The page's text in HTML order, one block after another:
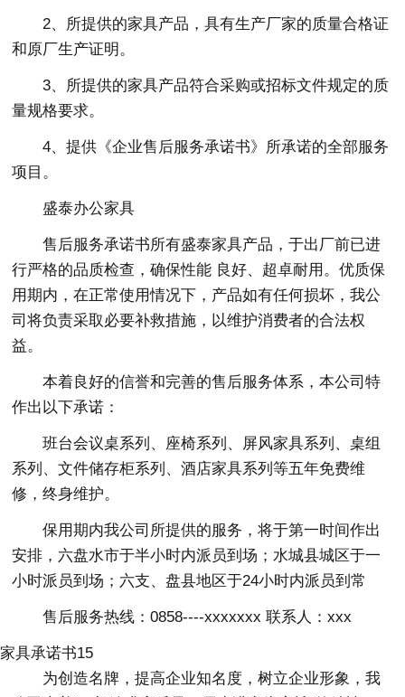
2、所提供的家具产品，具有生产厂家的质量合格证
和原厂生产证明。
3、所提供的家具产品符合采购或招标文件规定的质
量规格要求。
4、提供《企业售后服务承诺书》所承诺的全部服务
项目。
盛泰办公家具
售后服务承诺书所有盛泰家具产品，于出厂前已进
行严格的品质检查，确保性能 良好、超卓耐用。优质保
用期内，在正常使用情况下，产品如有任何损坏，我公
司将负责采取必要补救措施，以维护消费者的合法权
益。
本着良好的信誉和完善的售后服务体系，本公司特
作出以下承诺：
班台会议桌系列、座椅系列、屏风家具系列、桌组
系列、文件储存柜系列、酒店家具系列等五年免费维
修，终身维护。
保用期内我公司所提供的服务，将于第一时间作出
安排，六盘水市于半小时内派员到场；水城县城区于一
小时派员到场；六支、盘县地区于24小时内派员到常
售后服务热线：0858----xxxxxxx 联系人：xxx
家具承诺书15
为创造名牌，提高企业知名度，树立企业形象，我